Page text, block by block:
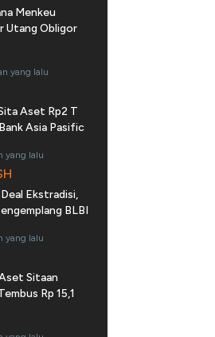
Menkeu
Utang Obligor
yang lalu
Aset Rp2 T
Asia Pasific
yang lalu
Ekstradisi,
BLBI
yang lalu
Sitaan
Rp 15,1